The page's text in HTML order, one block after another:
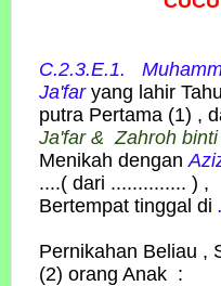
C.2.3.E.1.
Ja'faryang lahir
putra Pertama (1) ,
Ja'far & Zahroh binti
Menikah dengan
....( dari .............. ) ,
Bertempat tinggal di
Pernikahan Beliau ,
(2) orang Anak :